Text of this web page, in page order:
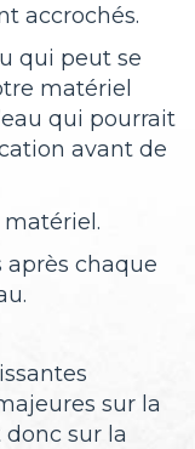
accrochés.
qui peut se
matériel
qui pourrait
avant de
après chaque
sur la
donc sur la